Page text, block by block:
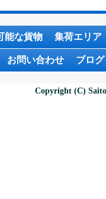
能な貨物 集荷エリア
お問い合わせ ブログ
Copyright (C)